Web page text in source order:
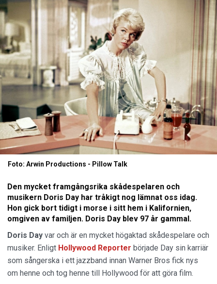
Foto: Arwin Productions - Pillow Talk
Den mycket framgångsrika skådespelaren och
musikern Doris Day har tråkigt nog lämnat oss idag.
Hon gick bort tidigt i morse i sitt hem i Kalifornien,
omgiven av familjen. Doris Day blev 97 år gammal.
Doris Day var och är en mycket högaktad skådespelare och
musiker. Enligt Hollywood Reporter började Day sin karriär
som sångerska i ett jazzband innan Warner Bros fick nys
om henne och tog henne till Hollywood för att göra film.